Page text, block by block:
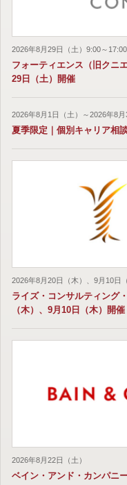
2026年8月29日（土）9:00～17:00
フォーティエンス（旧クニ
29日（土）開催
2026年8月1日（土）～2026年8月
夏季限定｜個別キャリア相
2026年8月20日（木）、9月10日
ライズ・コンサルティング
（木）、9月10日（木）開催
2026年8月22日（土）
ベイン・アンド・カンパニ